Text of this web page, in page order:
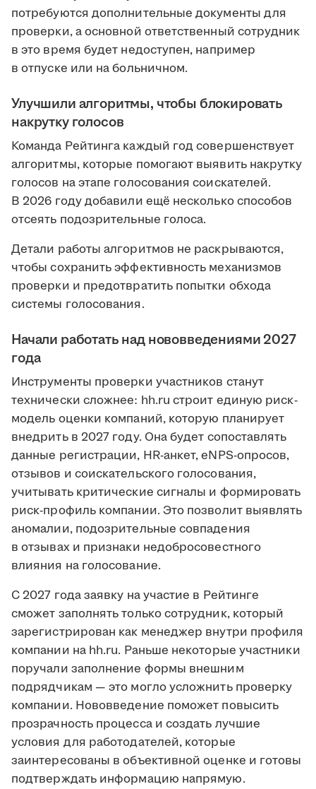
потребуются дополнительные документы для
проверки, а основной ответственный сотрудник
в это время будет недоступен, например
в отпуске или на больничном.
Улучшили алгоритмы, чтобы блокировать
накрутку голосов
Команда Рейтинга каждый год совершенствует
алгоритмы, которые помогают выявить накрутку
голосов на этапе голосования соискателей.
В 2026 году добавили ещё несколько способов
отсеять подозрительные голоса.
Детали работы алгоритмов не раскрываются,
чтобы сохранить эффективность механизмов
проверки и предотвратить попытки обхода
системы голосования.
Начали работать над нововведениями 2027
года
Инструменты проверки участников станут
технически сложнее: hh.ru строит единую риск-
модель оценки компаний, которую планирует
внедрить в 2027 году. Она будет сопоставлять
данные регистрации, HR-анкет, eNPS-опросов,
отзывов и соискательского голосования,
учитывать критические сигналы и формировать
риск-профиль компании. Это позволит выявлять
аномалии, подозрительные совпадения
в отзывах и признаки недобросовестного
влияния на голосование.
С 2027 года заявку на участие в Рейтинге
сможет заполнять только сотрудник, который
зарегистрирован как менеджер внутри профиля
компании на hh.ru. Раньше некоторые участники
поручали заполнение формы внешним
подрядчикам — это могло усложнить проверку
компании. Нововведение поможет повысить
прозрачность процесса и создать лучшие
условия для работодателей, которые
заинтересованы в объективной оценке и готовы
подтверждать информацию напрямую.